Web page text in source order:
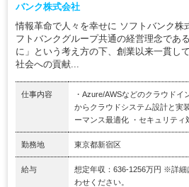
バンク株式会社
情報革命で人々を幸せに ソフトバンク株
フトバンクグループ共通の経営理念であ
に」という考え方の下、創業以来一貫し
社会への貢献...
仕事内容
・Azure/AWSなどのクラウド
からクラウドシステム設計と実
ーマンス最適化 ・セキュリティ
勤務地 東京都新宿区
給与
想定年収：636-1256万円 ※詳
わせください。